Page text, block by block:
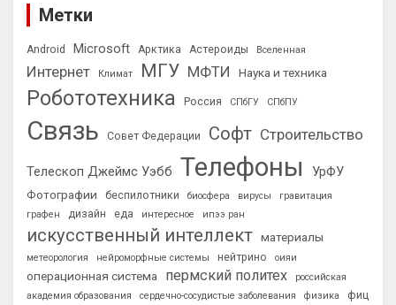
Метки
Android Microsoft Арктика Астероиды Вселенная
Интернет Климат МГУ МФТИ Наука и техника
Робототехника Россия СПбГУ СПбПУ
Связь Совет Федерации Софт Строительство
Телескоп Джеймс Уэбб Телефоны УрФУ
Фотографии беспилотники биосфера вирусы
гравитация
графен
дизайн еда интересное ипээ ран
искусственный интеллект материалы
метеорология нейроморфные системы нейтрино оияи
операционная система пермский политех
российская
академия образования
сердечно-сосудистые заболевания физика
фиц